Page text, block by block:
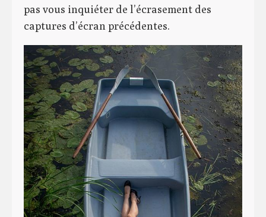
pas vous inquiéter de l’écrasement des
captures d’écran précédentes.